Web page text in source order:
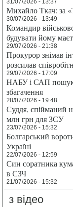
31/07/2026 - 13:37
Михайло Ткач: за
30/07/2026 - 13:49
Командир
будувати йому
29/07/2026 - 21:38
Прокурор знімав
розсилав
29/07/2026 - 17:09
НАБУ і САП
збагачення
28/07/2026 - 19:48
Суддя, спійманий
млн грн для ЗСУ
23/07/2026 - 15:32
Болгарський
Україні
22/07/2026 - 12:59
Син соратника
в СЗЧ
21/07/2026 - 15:32
з відео